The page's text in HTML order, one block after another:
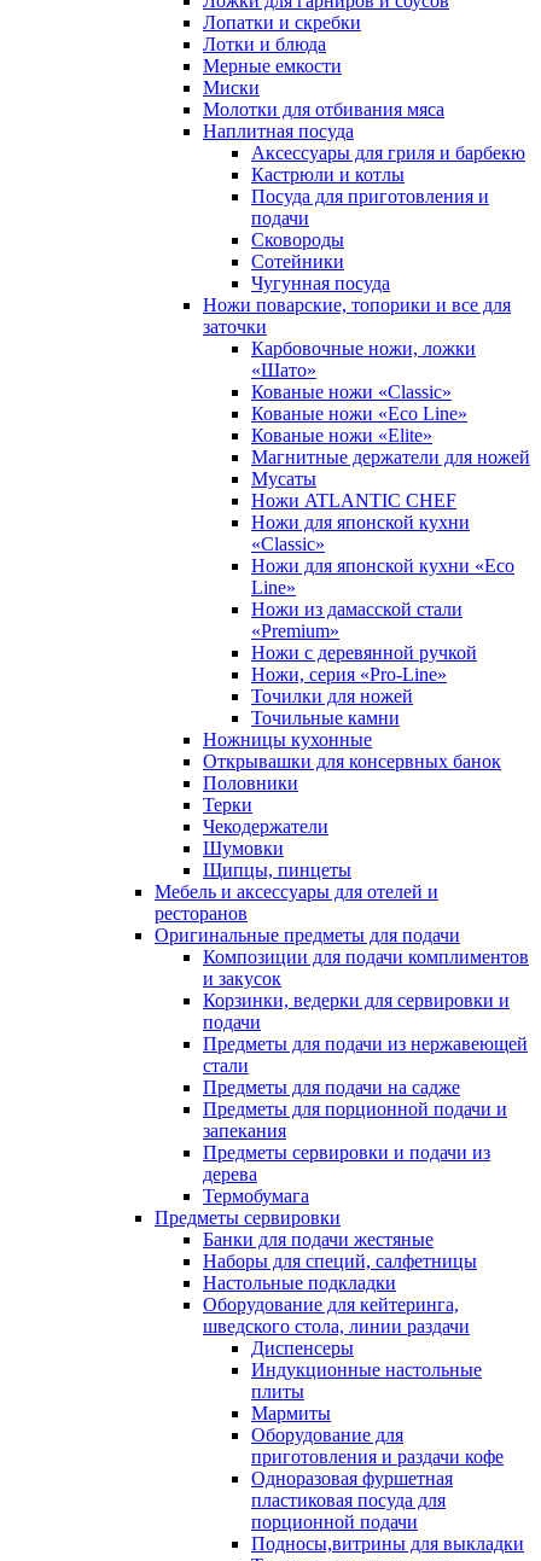
Лопатки и скребки
Лотки и блюда
Мерные емкости
Миски
Молотки для отбивания мяса
Наплитная посуда
Аксессуары для гриля и барбекю
Кастрюли и котлы
Посуда для приготовления и
подачи
Сковороды
Сотейники
Чугунная посуда
Ножи поварские, топорики и все для
заточки
Карбовочные ножи, ложки
«Шато»
Кованые ножи «Classic»
Кованые ножи «Eco Line»
Кованые ножи «Elite»
Магнитные держатели для ножей
Мусаты
Ножи ATLANTIC CHEF
Ножи для японской кухни
«Classic»
Ножи для японской кухни «Eco
Line»
Ножи из дамасской стали
«Premium»
Ножи с деревянной ручкой
Ножи, серия «Pro-Line»
Точилки для ножей
Точильные камни
Ножницы кухонные
Открывашки для консервных банок
Половники
Терки
Чекодержатели
Шумовки
Щипцы, пинцеты
Мебель и аксессуары для отелей и
ресторанов
Оригинальные предметы для подачи
Композиции для подачи комплиментов
и закусок
Корзинки, ведерки для сервировки и
подачи
Предметы для подачи из нержавеющей
стали
Предметы для подачи на садже
Предметы для порционной подачи и
запекания
Предметы сервировки и подачи из
дерева
Термобумага
Предметы сервировки
Банки для подачи жестяные
Наборы для специй, салфетницы
Настольные подкладки
Оборудование для кейтеринга,
шведского стола, линии раздачи
Диспенсеры
Индукционные настольные
плиты
Мармиты
Оборудование для
приготовления и раздачи кофе
Одноразовая фуршетная
пластиковая посуда для
порционной подачи
Подносы,витрины для выкладки